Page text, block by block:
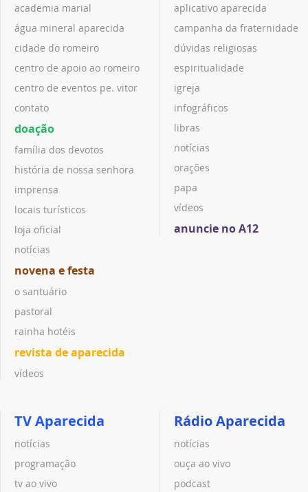
academia marial
água mineral aparecida
cidade do romeiro
centro de apoio ao romeiro
centro de eventos pe. vitor
contato
doação
família dos devotos
história de nossa senhora
imprensa
locais turísticos
loja oficial
notícias
novena e festa
o santuário
pastoral
rainha hotéis
revista de aparecida
vídeos
aplicativo aparecida
campanha da fraternidade
dúvidas religiosas
espiritualidade
igreja
infográficos
libras
notícias
orações
papa
vídeos
anuncie no A12
TV Aparecida
notícias
programação
tv ao vivo
Rádio Aparecida
notícias
ouça ao vivo
podcast